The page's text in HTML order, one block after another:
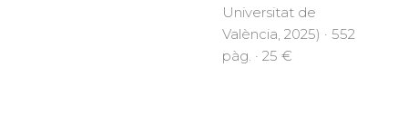
Universitat de
València, 2025) · 552
pàg. · 25 €